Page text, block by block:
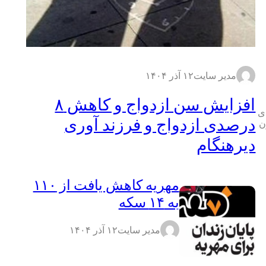
مدیر سایت۱۲ آذر ۱۴۰۴
افزایش سن ازدواج و کاهش ۸
درصدی ازدواج و فرزند آوری
دیرهنگام
مهریه کاهش یافت از ۱۱۰
به ۱۴ سکه
مدیر سایت۱۲ آذر ۱۴۰۴